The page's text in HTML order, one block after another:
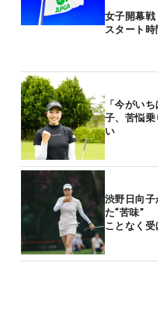
女子開幕
スタート時
「今がい
子、苦悩乗
い
渋野日向子
た“苦味”
ことなく